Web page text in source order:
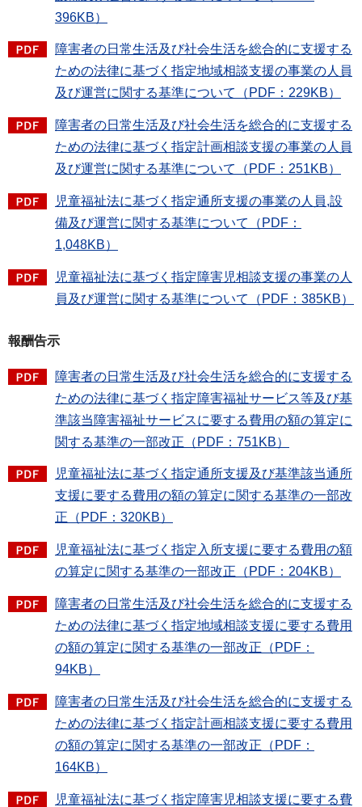
396KB）
障害者の日常生活及び社会生活を総合的に支援する
ための法律に基づく指定地域相談支援の事業の人員
及び運営に関する基準について（PDF：229KB）
障害者の日常生活及び社会生活を総合的に支援する
ための法律に基づく指定計画相談支援の事業の人員
及び運営に関する基準について（PDF：251KB）
児童福祉法に基づく指定通所支援の事業の人員,設
備及び運営に関する基準について（PDF：
1,048KB）
児童福祉法に基づく指定障害児相談支援の事業の人
員及び運営に関する基準について（PDF：385KB）
報酬告示
障害者の日常生活及び社会生活を総合的に支援する
ための法律に基づく指定障害福祉サービス等及び基
準該当障害福祉サービスに要する費用の額の算定に
関する基準の一部改正（PDF：751KB）
児童福祉法に基づく指定通所支援及び基準該当通所
支援に要する費用の額の算定に関する基準の一部改
正（PDF：320KB）
児童福祉法に基づく指定入所支援に要する費用の額
の算定に関する基準の一部改正（PDF：204KB）
障害者の日常生活及び社会生活を総合的に支援する
ための法律に基づく指定地域相談支援に要する費用
の額の算定に関する基準の一部改正（PDF：
94KB）
障害者の日常生活及び社会生活を総合的に支援する
ための法律に基づく指定計画相談支援に要する費用
の額の算定に関する基準の一部改正（PDF：
164KB）
児童福祉法に基づく指定障害児相談支援に要する費